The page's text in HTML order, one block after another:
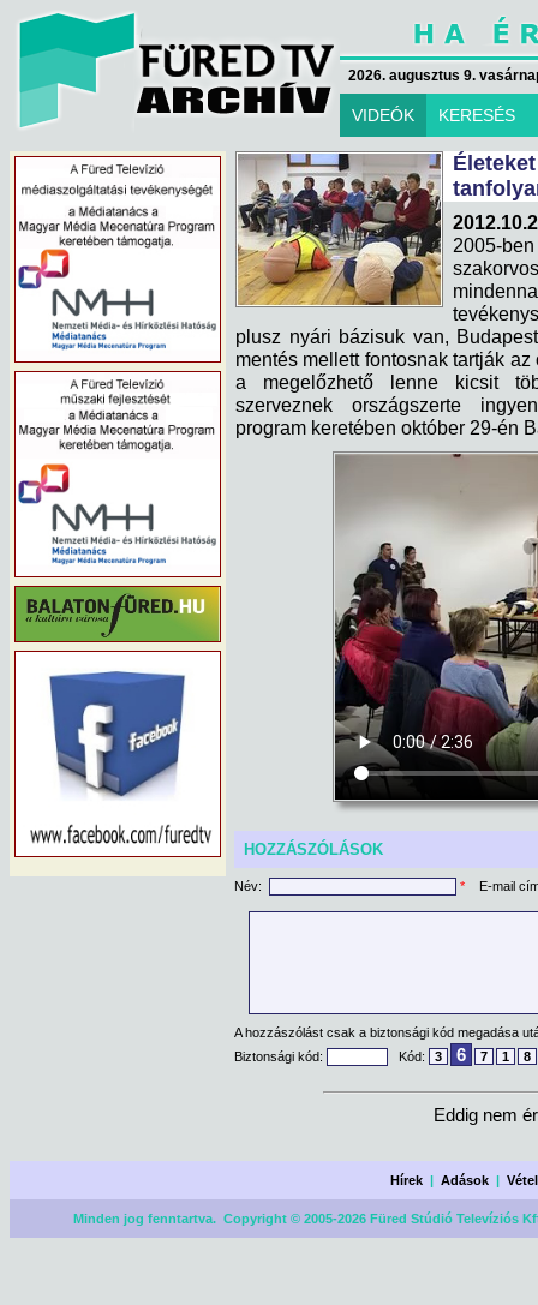
2026. augusztus 9.
VIDEÓK KERESÉS
2005-
plusz nyári bázisuk van,
mentés mellett fontosnak tartják
a megelőzhető lenne kicsit
szerveznek országszerte
program keretében október 29-én
HOZZÁSZÓLÁSOK
Név: * E-mail
A hozzászólást csak a biztonsági kód megadása
Biztonsági kód:
Kód: 3 6 7 1 8
Eddig nem
Hírek |Adások |
Minden jog fenntartva. Copyright © 2005-2026 Füred Stúdió Televíziós